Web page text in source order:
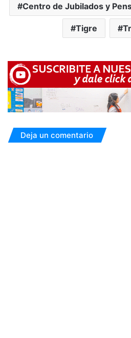
Centro de Jubilados y
Tigre
Deja un comentario